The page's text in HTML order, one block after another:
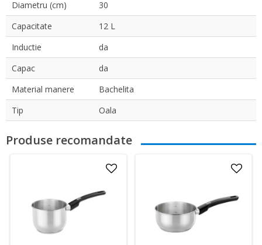
Diametru (cm)
30
Capacitate
12 L
Inductie
da
Capac
da
Material manere
Bachelita
Tip
Oala
Produse recomandate